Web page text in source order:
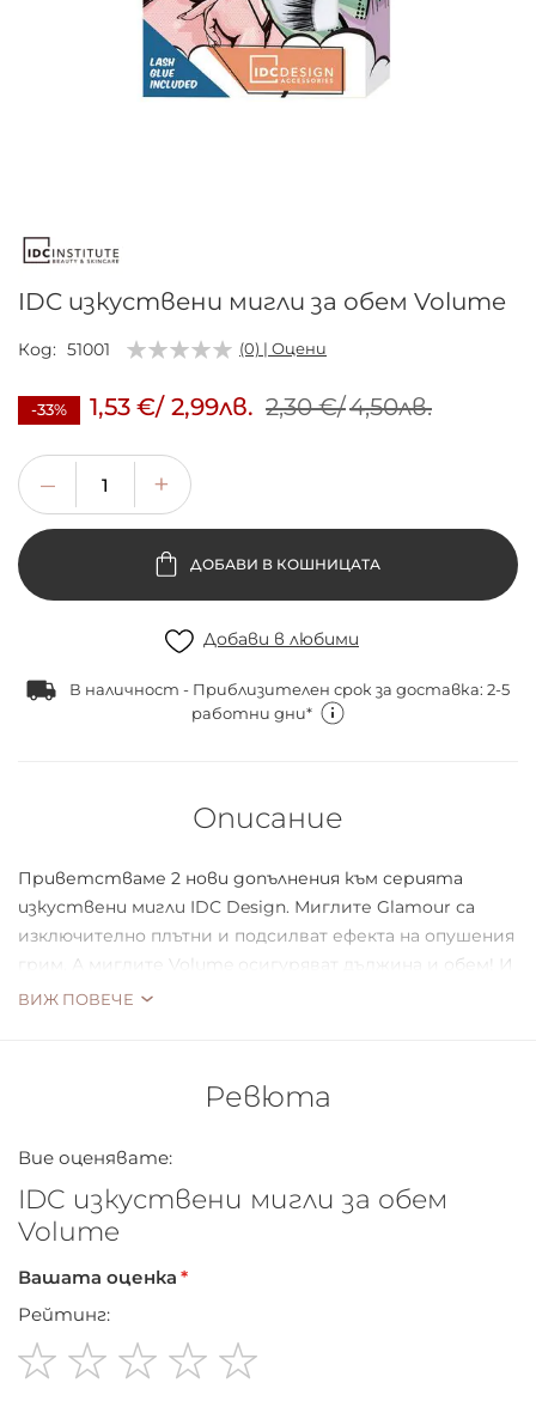
на
със
IDC изкуствени мигли за обем Volume
Код 51001 (0) | Оцени
-33% 1,53 €/ 2,99лв. 2,30 €/4,50лв.
ДОБАВИ В КОШНИЦАТА
Добави в любими
В наличност - Приблизителен срок за доставка: 2-5
работни дни*
Описание
Приветстваме 2 нови допълнения към серията
изкуствени мигли IDC Design. Миглите Glamour са
изключително плътни и подсилват ефекта на опушения
грим. А миглите Volume осигуряват дължина и обем! И
двата модела се нанасят изключително лесно,
ВИЖ ПОВЕЧЕ
Ревюта
Вие оценявате:
IDC изкуствени мигли за обем
Volume
Вашата оценка
Рейтинг: